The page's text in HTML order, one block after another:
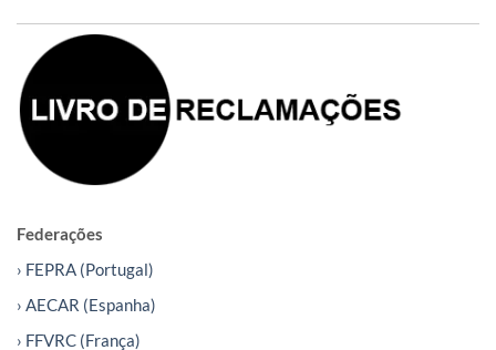
Federações
› FEPRA (Portugal)
› AECAR (Espanha)
› FFVRC (França)